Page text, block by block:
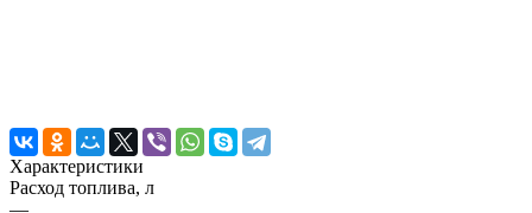
Характеристики
Расход топлива, л
—